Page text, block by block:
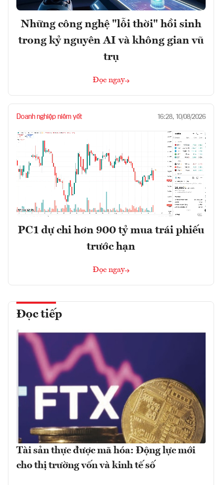
Những công nghệ "lỗi thời" hồi sinh
trong kỷ nguyên AI và không gian vũ
trụ
Đọc ngay
Doanh nghiệp niêm yết 16:28, 10/08/2026
PC1 dự chi hơn 900 tỷ mua trái phiếu
trước hạn
Đọc ngay
Đọc tiếp
Tài sản thực được mã hóa: Động lực mới
cho thị trường vốn và kinh tế số